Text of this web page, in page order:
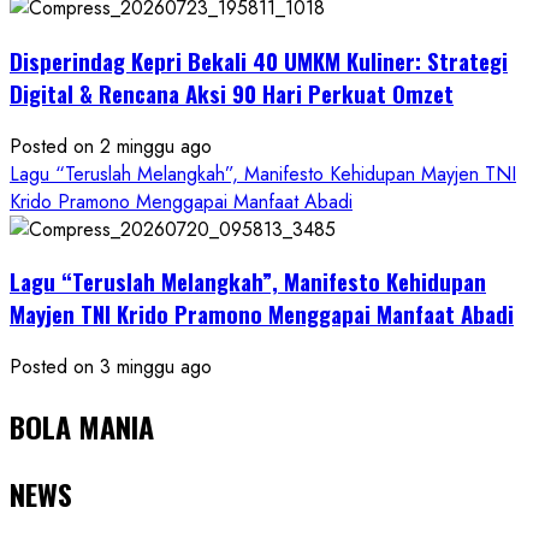
Disperindag Kepri Bekali 40 UMKM Kuliner: Strategi
Digital & Rencana Aksi 90 Hari Perkuat Omzet
Posted on 2 minggu ago
Lagu “Teruslah Melangkah”, Manifesto Kehidupan Mayjen TNI
Krido Pramono Menggapai Manfaat Abadi
Lagu “Teruslah Melangkah”, Manifesto Kehidupan
Mayjen TNI Krido Pramono Menggapai Manfaat Abadi
Posted on 3 minggu ago
BOLA MANIA
NEWS